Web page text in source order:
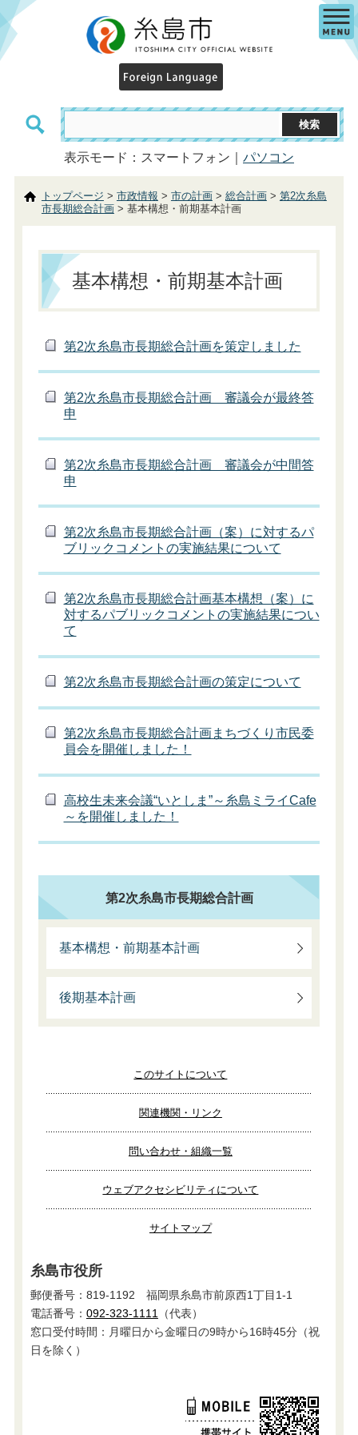
表示モード：スマートフォン｜ パソコン
トップページ > 市政情報 > 市の計画> 総合計画> 第2次糸島
市長期総合計画> 基本構想・前期基本計画
基本構想・前期基本計画
第2次糸島市長期総合計画を策定しました
第2次糸島市長期総合計画 審議会が最終答
申
第2次糸島市長期総合計画 審議会が中間答
申
第2次糸島市長期総合計画（案）に対するパ
ブリックコメントの実施結果について
第2次糸島市長期総合計画基本構想（案）に
対するパブリックコメントの実施結果につい
て
第2次糸島市長期総合計画の策定について
第2次糸島市長期総合計画まちづくり市民委
員会を開催しました！
高校生未来会議“いとしま”～糸島ミライCafe
～を開催しました！
第2次糸島市長期総合計画
基本構想・前期基本計画
後期基本計画
このサイトについて
関連機関・リンク
問い合わせ・組織一覧
ウェブアクセシビリティについて
サイトマップ
糸島市役所
郵便番号：819-1192 福岡県糸島市前原西1丁目1-1
電話番号： 092-323-1111（代表）
窓口受付時間：月曜日から金曜日の9時から16時45分（祝
日を除く）